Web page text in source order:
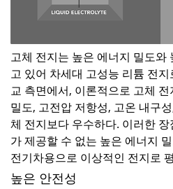
고체 전지는 높은 에너지 밀도와
고 있어 차세대 고성능 리튬 전
교 측면에서, 이론적으로 고체
밀도, 고전압 저항성, 고온 내구
체 전지보다 우수하다. 이러한
가 제공할 수 없는 높은 에너지
전기차용으로 이상적인 전지로
높은 안전성